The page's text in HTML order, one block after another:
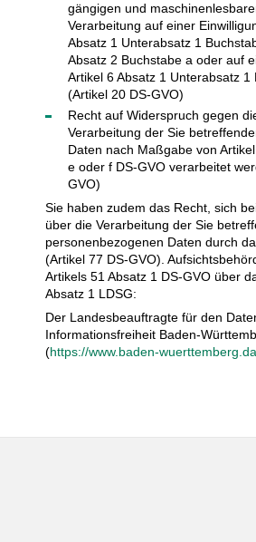
gängigen und
Verarbeitung auf einer
Absatz 1 Unterabsatz 1
Absatz 2 Buchstabe a oder auf
Artikel 6 Absatz 1 Unterabsatz
(Artikel 20 DS-GVO)
Recht auf Widerspruch gegen
Verarbeitung der Sie
Daten nach Maßgabe von
e oder f DS-GVO verarbeitet
GVO)
Sie haben zudem das Recht, sich
über die Verarbeitung der Sie
personenbezogenen Daten durch
(Artikel 77 DS-GVO).
Artikels 51 Absatz 1 DS-GVO über
Absatz 1 LDSG:
Der Landesbeauftragte für den
Informationsfreiheit Baden-
(https://www.baden-